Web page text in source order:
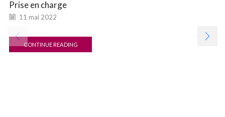
Prise en charge
11 mai 2022
CONTINUE READING